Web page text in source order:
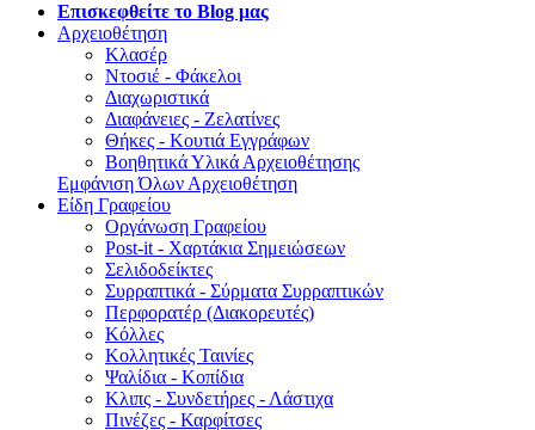
Επισκεφθείτε το Blog μας
Αρχειοθέτηση
Κλασέρ
Ντοσιέ - Φάκελοι
Διαχωριστικά
Διαφάνειες - Ζελατίνες
Θήκες - Κουτιά Εγγράφων
Βοηθητικά Υλικά Αρχειοθέτησης
Εμφάνιση Όλων Αρχειοθέτηση
Είδη Γραφείου
Οργάνωση Γραφείου
Post-it - Χαρτάκια Σημειώσεων
Σελιδοδείκτες
Συρραπτικά - Σύρματα Συρραπτικών
Περφορατέρ (Διακορευτές)
Κόλλες
Κολλητικές Ταινίες
Ψαλίδια - Κοπίδια
Κλιπς - Συνδετήρες - Λάστιχα
Πινέζες - Καρφίτσες